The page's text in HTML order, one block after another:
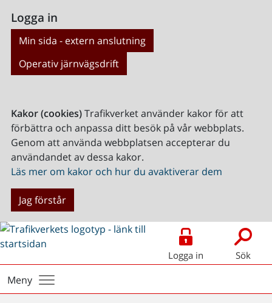
Logga in
Min sida - extern anslutning
Operativ järnvägsdrift
Kakor (cookies)Trafikverket använder kakor för att
förbättra och anpassa ditt besök på vår webbplats.
Genom att använda webbplatsen accepterar du
användandet av dessa kakor.
Läs mer om kakor och hur du avaktiverar dem
Jag förstår
Logga in Sök
Meny